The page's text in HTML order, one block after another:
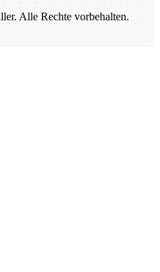
Alle Rechte vorbehalten.